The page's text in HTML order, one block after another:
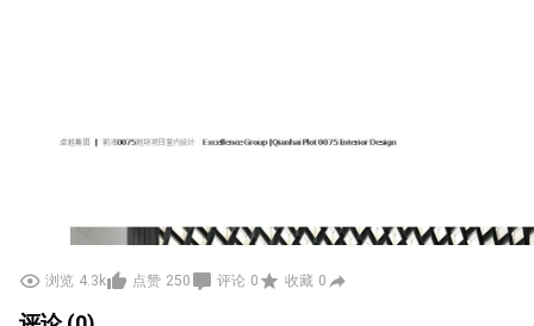
浏览 4.3k 点赞 250 评论 0 收藏 0